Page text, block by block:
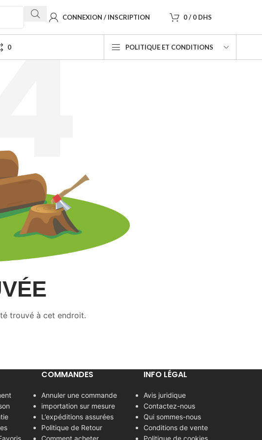
CONNEXION / INSCRIPTION 0/ 0 DHS
0 POLITIQUE ET CONDITIONS
trouvé à cet endroit.
COMMANDES
Annuler une commande
importation sur mesure
L’expéditions assurées
Politique de Retour
Comment acheter
INFO LÉGAL
Avis juridique
Contactez-nous
Qui sommes-nous
Conditions de vente
Politique de cookies